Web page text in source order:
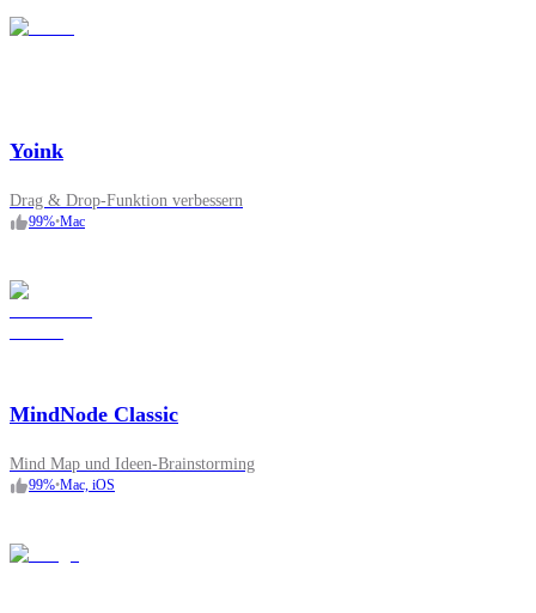
Yoink
Drag & Drop-Funktion verbessern
99%•Mac
MindNode Classic
Mind Map und Ideen-Brainstorming
99%•Mac, iOS